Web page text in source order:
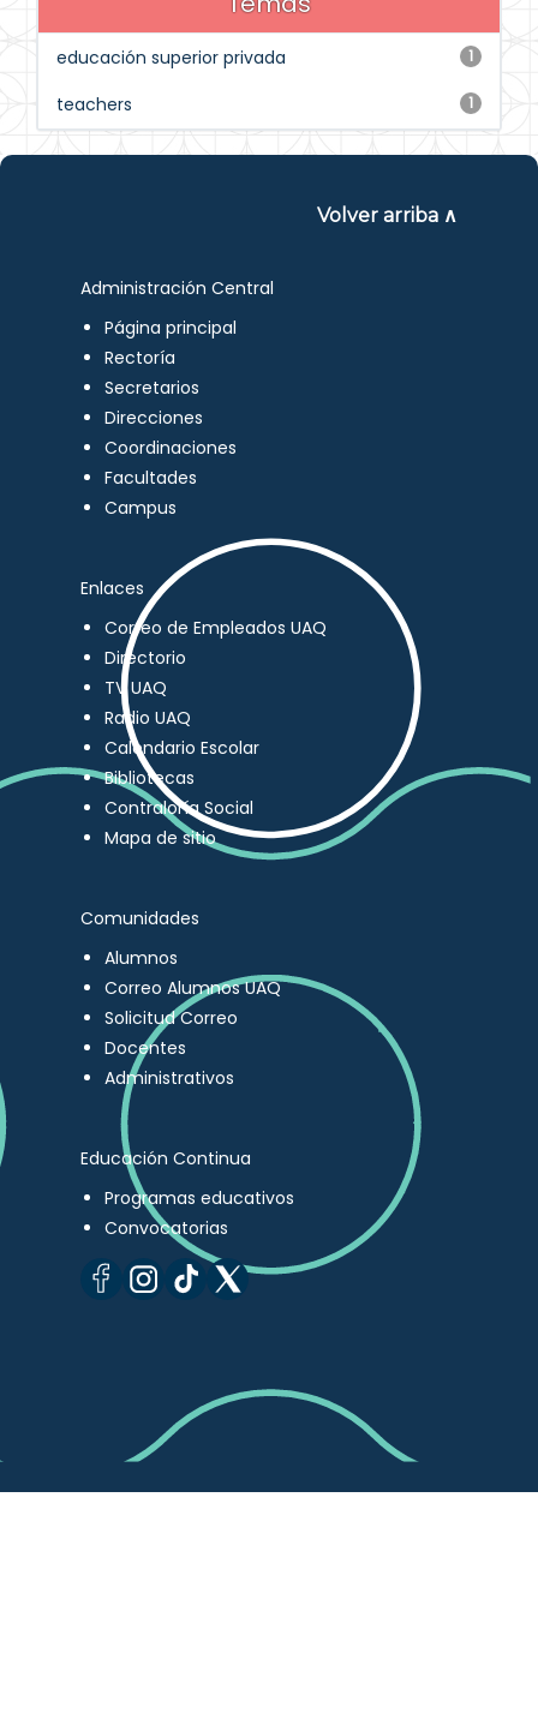
1
educación superior privada
1
teachers
Volver arriba ∧
Administración Central
Página principal
Rectoría
Secretarios
Direcciones
Coordinaciones
Facultades
Campus
Enlaces
Correo de Empleados UAQ
Directorio
TV UAQ
Radio UAQ
Calendario Escolar
Bibliotecas
Contraloría Social
Mapa de sitio
Comunidades
Alumnos
Correo Alumnos UAQ
Solicitud Correo
Docentes
Administrativos
Educación Continua
Programas educativos
Convocatorias